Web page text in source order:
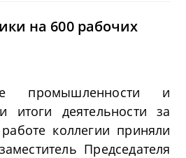
на 600 рабочих
промышленности и
итоги деятельности за
коллегии приняли
Председателя